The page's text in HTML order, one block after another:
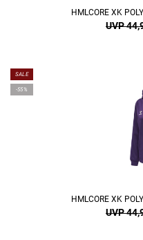
HMLCORE XK
UVP
SALE
-55%
HMLCORE XK
UVP